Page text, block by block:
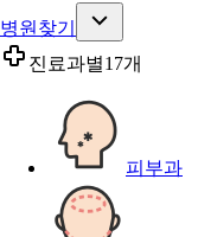
병원찾기
진료과별17개
피부과